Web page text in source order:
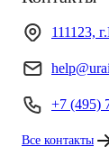
111123,
+7 (495)
Все контакты